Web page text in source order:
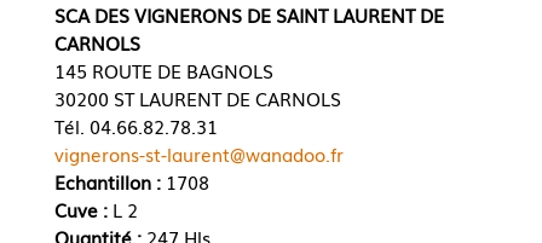
SCA DES VIGNERONS DE SAINT LAURENT DE
CARNOLS
145 ROUTE DE BAGNOLS
30200 ST LAURENT DE CARNOLS
Tél. 04.66.82.78.31
vignerons-st-laurent@wanadoo.fr
Echantillon :1708
Cuve : L 2
Quantité : 247 Hls